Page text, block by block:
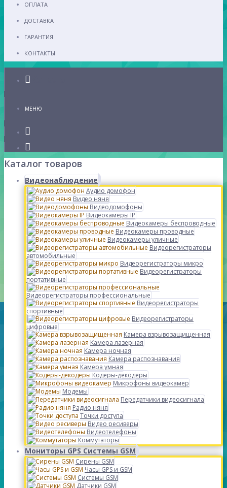
ОПЛАТА
ДОСТАВКА
ГАРАНТИЯ
КОНТАКТЫ
МЕНЮ
Каталог товаров
Видеонаблюдение
Аудио домофон
Видео няня
Видеодомофоны
Видеокамеры IP
Видеокамеры беспроводные
Видеокамеры проводные
Видеокамеры уличные
Видеорегистраторы
автомобильные
Видеорегистраторы микро
Видеорегистраторы
портативные
Видеорегистраторы профессиональные
Видеорегистраторы
спортивные
Видеорегистраторы
цифровые
Камера взрывозащищенная
Камера лазерная
Камера ночная
Камера распознавания
Камера умная
Кодеры-декодеры
Микрофоны видеокамер
Модемы
Передатчики видеосигнала
Радио няня
Точки доступа
Видео ресиверы
Видеотелефоны
Коммутаторы
Мониторы GPS Системы GSM
Сирены GSM
Часы GPS и GSM
Системы GSM
Датчики GSM